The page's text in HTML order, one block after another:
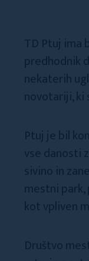
TD Ptuj ima
predhodnik
nekaterih
novotariji,
Ptuj je bil
vse danosti
sivino in
mestni
kot vpliven
Društvo